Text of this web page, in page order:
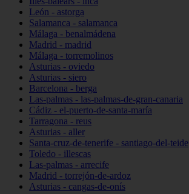
León - astorga
Salamanca - salamanca
Málaga - benalmádena
Madrid - madrid
Málaga - torremolinos
Asturias - oviedo
Asturias - siero
Barcelona - berga
Las-palmas - las-palmas-de-gran-canaria
Cádiz - el-puerto-de-santa-maría
Tarragona - reus
Asturias - aller
Santa-cruz-de-tenerife - santiago-del-teide
Toledo - illescas
Las-palmas - arrecife
Madrid - torrejón-de-ardoz
Asturias - cangas-de-onís